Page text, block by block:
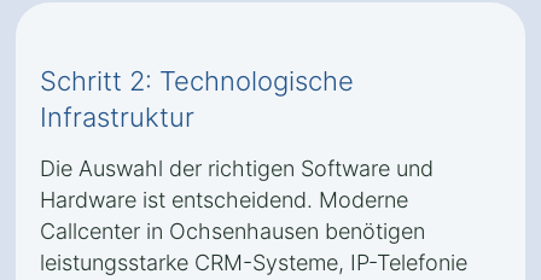
Schritt 2: Technologische
Infrastruktur
Die Auswahl der richtigen Software und
Hardware ist entscheidend. Moderne
Callcenter in Ochsenhausen benötigen
leistungsstarke CRM-Systeme, IP-Telefonie